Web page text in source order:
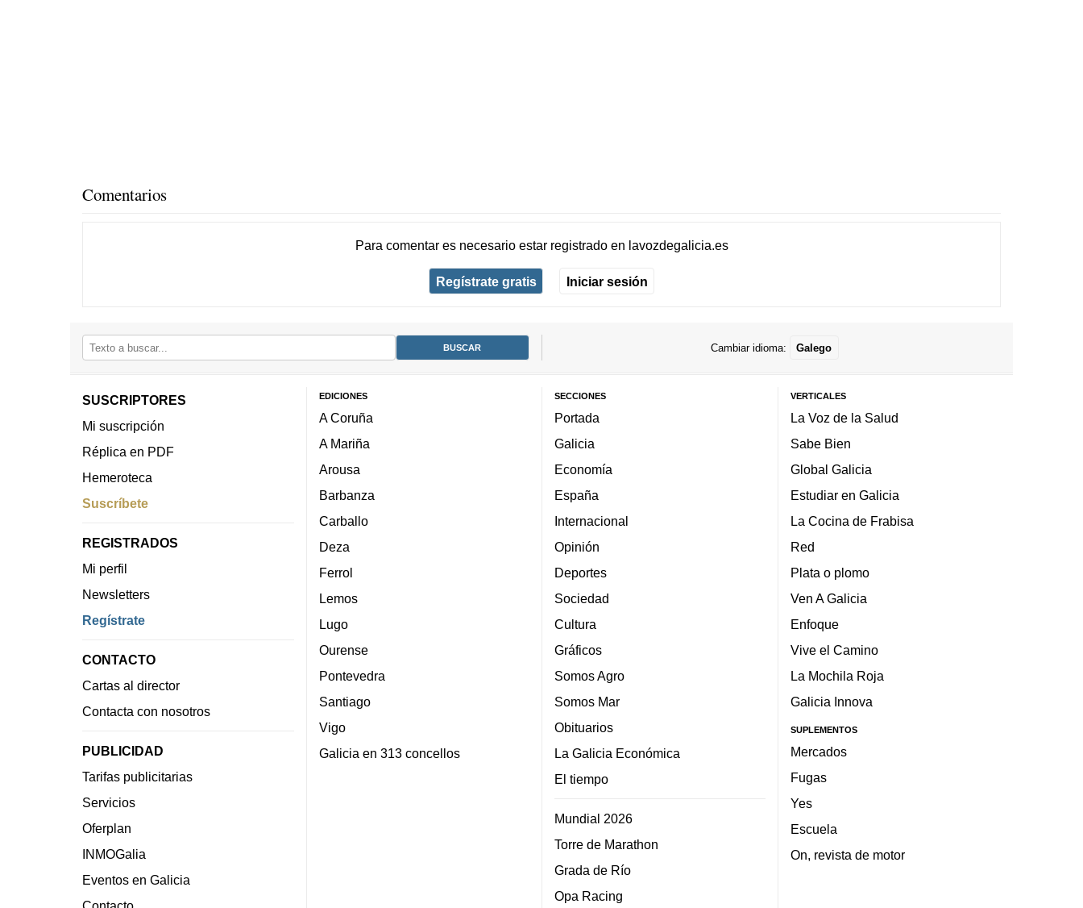
Comentarios
Para comentar es necesario estar registradoen lavozdegalicia.es
Regístrate gratis Iniciar sesión
Cambiar idioma: Galego
SUSCRIPTORES
Mi suscripción
Réplica en PDF
Hemeroteca
Suscríbete
REGISTRADOS
Mi perfil
Newsletters
Regístrate
CONTACTO
Cartas al director
Contacta con nosotros
PUBLICIDAD
Tarifas publicitarias
Servicios
Oferplan
INMOGalia
Eventos en Galicia
EDICIONES
A Coruña
A Mariña
Arousa
Barbanza
Carballo
Deza
Ferrol
Lemos
Lugo
Ourense
Pontevedra
Santiago
Vigo
Galicia en 313 concellos
SECCIONES
Portada
Galicia
Economía
España
Internacional
Opinión
Deportes
Sociedad
Cultura
Gráficos
Somos Agro
Somos Mar
Obituarios
La Galicia Económica
El tiempo
Mundial 2026
Torre de Marathon
Grada de Río
Opa Racing
VERTICALES
La Voz de la Salud
Sabe Bien
Global Galicia
Estudiar en Galicia
La Cocina de Frabisa
Red
Plata o plomo
Ven A Galicia
Enfoque
Vive el Camino
La Mochila Roja
Galicia Innova
SUPLEMENTOS
Mercados
Fugas
Yes
Escuela
On, revista de motor